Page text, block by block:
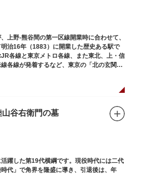
上野-熊谷間の第一区線開業時に合わせて、
治16年（1883）に開業した歴史ある駅で
各線と東京メトロ各線、また東北、上・信
各線が発着するなど、東京の「北の玄関
山谷右衛門の墓
躍した第19代横綱です。現役時代には二代
代」で角界を隆盛に導き、引退後は、年